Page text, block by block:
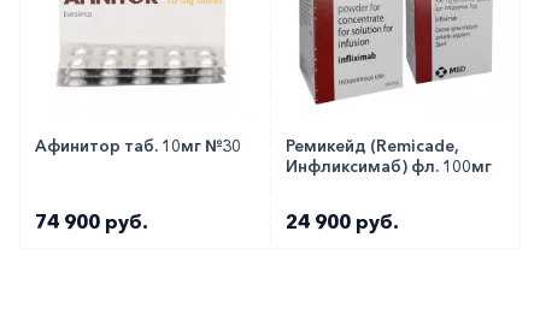
Афинитор таб. 10мг №30
74 900 руб.
Ремикейд (Remicade,
Инфликсимаб) фл. 100мг
24 900 руб.